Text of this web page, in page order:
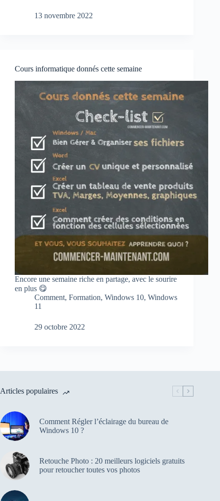
13 novembre 2022
Cours informatique donnés cette semaine
Encore une semaine riche en partage, avec le sourire
en plus 😋
Comment, Formation, Windows 10, Windows
11
29 octobre 2022
Articles populaires
Comment Régler l’éclairage du bureau de
Windows 10 ?
Retouche Photo : 20 meilleurs logiciels gratuits
pour retoucher toutes vos photos